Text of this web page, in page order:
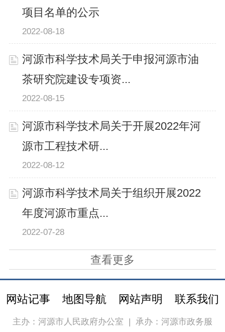
项目名单的公示
2022-08-18
河源市科学技术局关于申报河源市油
茶研究院建设专项资...
2022-08-15
河源市科学技术局关于开展2022年河
源市工程技术研...
2022-08-12
河源市科学技术局关于组织开展2022
年度河源市重点...
2022-07-28
查看更多
网站记事 地图导航 网站声明 联系我们
主办：河源市人民政府办公室 承办：河源市政务服